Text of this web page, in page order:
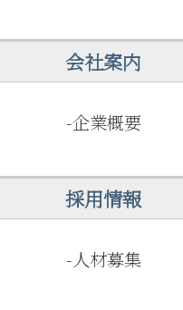
会社案内
-企業概要
採用情報
-人材募集